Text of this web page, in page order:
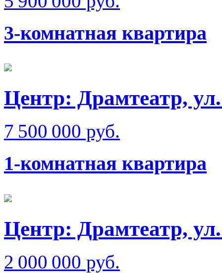
3-комнатная квартира
Центр: Драмтеатр,
7 500 000 руб.
1-комнатная квартира
Центр: Драмтеатр,
2 000 000 руб.